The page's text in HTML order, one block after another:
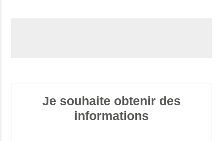
Je souhaite obtenir des
informations